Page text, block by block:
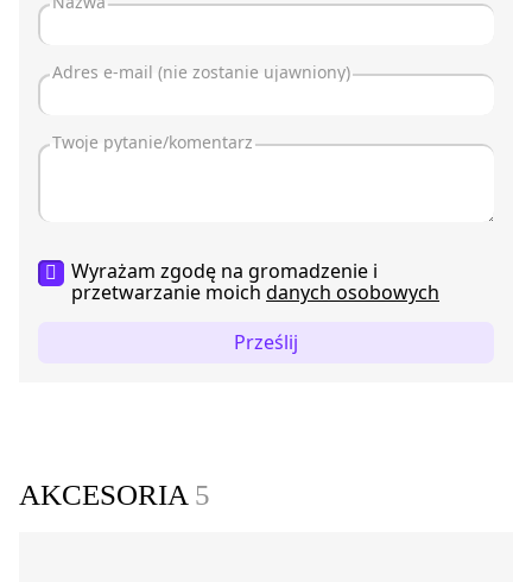
Wyrażam zgodę na gromadzenie i
przetwarzanie moich danych osobowych
Prześlij
AKCESORIA 5